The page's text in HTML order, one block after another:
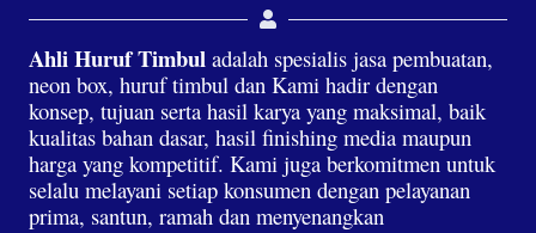
Ahli Huruf Timbul adalah spesialis jasa pembuatan,
neon box, huruf timbul dan Kami hadir dengan
konsep, tujuan serta hasil karya yang maksimal, baik
kualitas bahan dasar, hasil finishing media maupun
harga yang kompetitif. Kami juga berkomitmen untuk
selalu melayani setiap konsumen dengan pelayanan
prima, santun, ramah dan menyenangkan